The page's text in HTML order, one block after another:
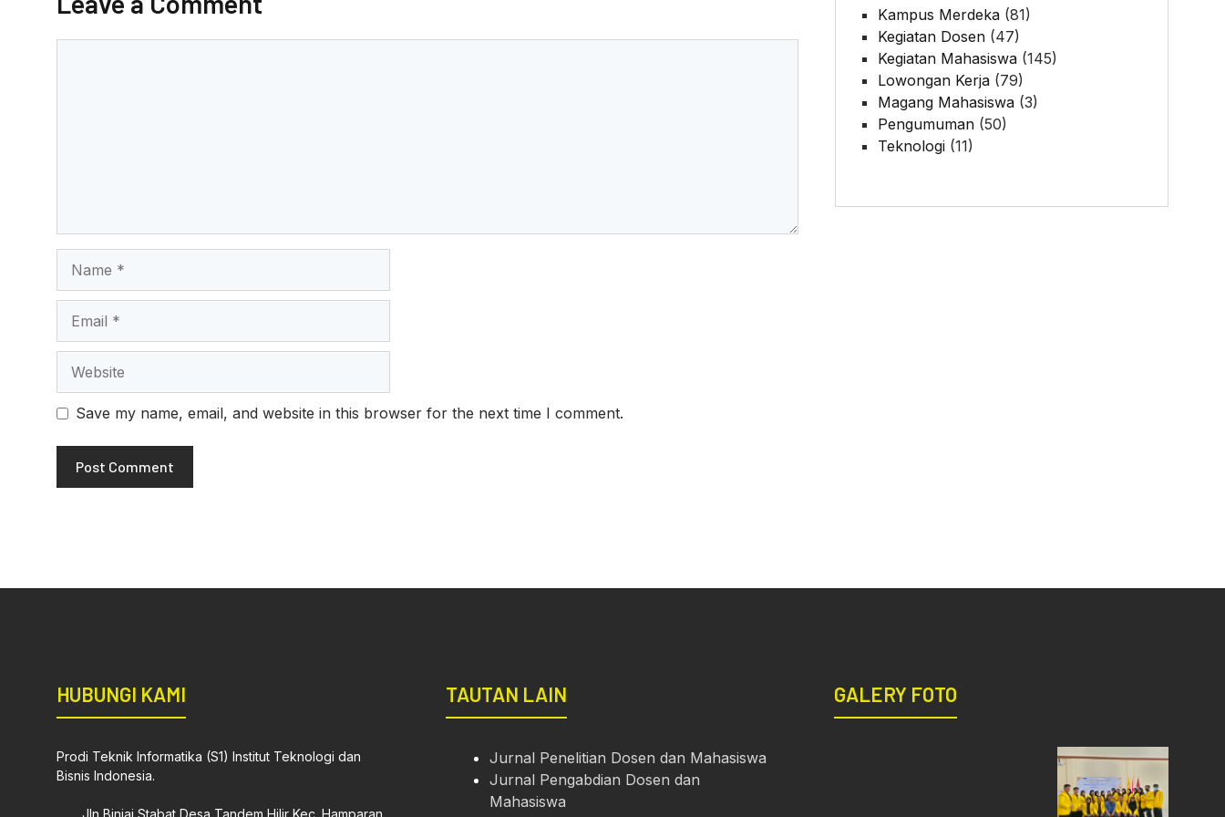
o
o
p
p
Save my name, email, and website in this browser for the next time I comment.
Kampus Merdeka (81)
Kegiatan Dosen (47)
Kegiatan Mahasiswa (145)
Lowongan Kerja (79)
Magang Mahasiswa (3)
Pengumuman (50)
Teknologi (11)
HUBUNGI KAMI
Prodi Teknik Informatika (S1) Institut Teknologi dan
Bisnis Indonesia.
Jln Binjai Stabat Desa Tandem Hilir Kec. Hamparan
TAUTAN LAIN
Jurnal Penelitian Dosen dan Mahasiswa
Jurnal Pengabdian Dosen dan
Mahasiswa
GALERY FOTO